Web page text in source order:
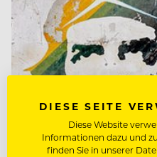
DIESE SEITE
Diese Website
Informationen dazu und
finden Sie in unserer